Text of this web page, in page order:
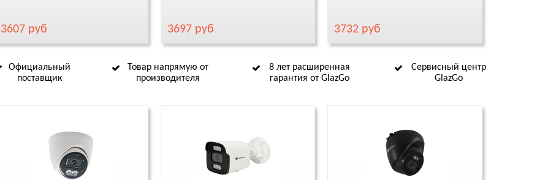
3607 руб 3697 руб 3732 руб
Официальный
поставщик
Товар напрямую от
производителя
8 лет расширенная
гарантия от GlazGo
Сервисный центр
GlazGo